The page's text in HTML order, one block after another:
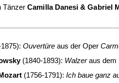
TänzerCamilla Danesi & Gabriel
Ouvertüre aus der Oper
(1840-1893): Walzer aus dem
(1756-1791): Ich baue ganz